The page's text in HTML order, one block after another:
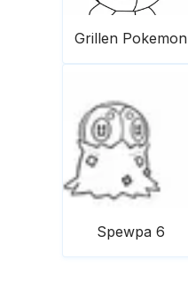
Grillen Pokemon
Spewpa 6